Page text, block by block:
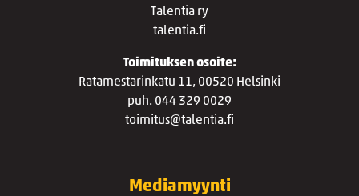
Talentia ry
talentia.fi
Toimituksen osoite:
Ratamestarinkatu 11, 00520 Helsinki
puh. 044 329 0029
toimitus@talentia.fi
Mediamyynti